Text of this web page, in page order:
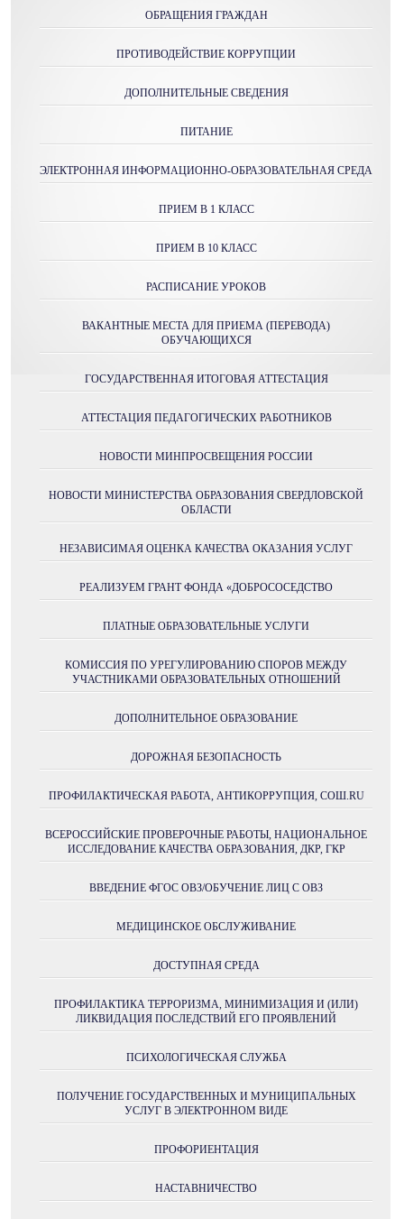
ОБРАЩЕНИЯ ГРАЖДАН
ПРОТИВОДЕЙСТВИЕ КОРРУПЦИИ
ДОПОЛНИТЕЛЬНЫЕ СВЕДЕНИЯ
ПИТАНИЕ
ЭЛЕКТРОННАЯ ИНФОРМАЦИОННО-ОБРАЗОВАТЕЛЬНАЯ СРЕДА
ПРИЕМ В 1 КЛАСС
ПРИЕМ В 10 КЛАСС
РАСПИСАНИЕ УРОКОВ
ВАКАНТНЫЕ МЕСТА ДЛЯ ПРИЕМА (ПЕРЕВОДА)
ОБУЧАЮЩИХСЯ
ГОСУДАРСТВЕННАЯ ИТОГОВАЯ АТТЕСТАЦИЯ
АТТЕСТАЦИЯ ПЕДАГОГИЧЕСКИХ РАБОТНИКОВ
НОВОСТИ МИНПРОСВЕЩЕНИЯ РОССИИ
НОВОСТИ МИНИСТЕРСТВА ОБРАЗОВАНИЯ СВЕРДЛОВСКОЙ
ОБЛАСТИ
НЕЗАВИСИМАЯ ОЦЕНКА КАЧЕСТВА ОКАЗАНИЯ УСЛУГ
РЕАЛИЗУЕМ ГРАНТ ФОНДА «ДОБРОСОСЕДСТВО
ПЛАТНЫЕ ОБРАЗОВАТЕЛЬНЫЕ УСЛУГИ
КОМИССИЯ ПО УРЕГУЛИРОВАНИЮ СПОРОВ МЕЖДУ
УЧАСТНИКАМИ ОБРАЗОВАТЕЛЬНЫХ ОТНОШЕНИЙ
ДОПОЛНИТЕЛЬНОЕ ОБРАЗОВАНИЕ
ДОРОЖНАЯ БЕЗОПАСНОСТЬ
ПРОФИЛАКТИЧЕСКАЯ РАБОТА, АНТИКОРРУПЦИЯ, СОШ.RU
ВСЕРОССИЙСКИЕ ПРОВЕРОЧНЫЕ РАБОТЫ, НАЦИОНАЛЬНОЕ
ИССЛЕДОВАНИЕ КАЧЕСТВА ОБРАЗОВАНИЯ, ДКР, ГКР
ВВЕДЕНИЕ ФГОС ОВЗ/ОБУЧЕНИЕ ЛИЦ С ОВЗ
МЕДИЦИНСКОЕ ОБСЛУЖИВАНИЕ
ДОСТУПНАЯ СРЕДА
ПРОФИЛАКТИКА ТЕРРОРИЗМА, МИНИМИЗАЦИЯ И (ИЛИ)
ЛИКВИДАЦИЯ ПОСЛЕДСТВИЙ ЕГО ПРОЯВЛЕНИЙ
ПСИХОЛОГИЧЕСКАЯ СЛУЖБА
ПОЛУЧЕНИE ГОСУДАРСТВЕННЫХ И МУНИЦИПАЛЬНЫХ
УСЛУГ В ЭЛЕКТРОННОМ ВИДЕ
ПРОФОРИЕНТАЦИЯ
НАСТАВНИЧЕСТВО